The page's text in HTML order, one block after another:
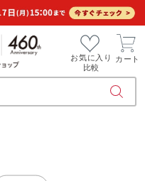
お気に入り
比較
カート